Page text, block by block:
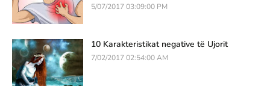
5/07/2017 03:09:00 PM
10 Karakteristikat negative të Ujorit
7/02/2017 02:54:00 AM